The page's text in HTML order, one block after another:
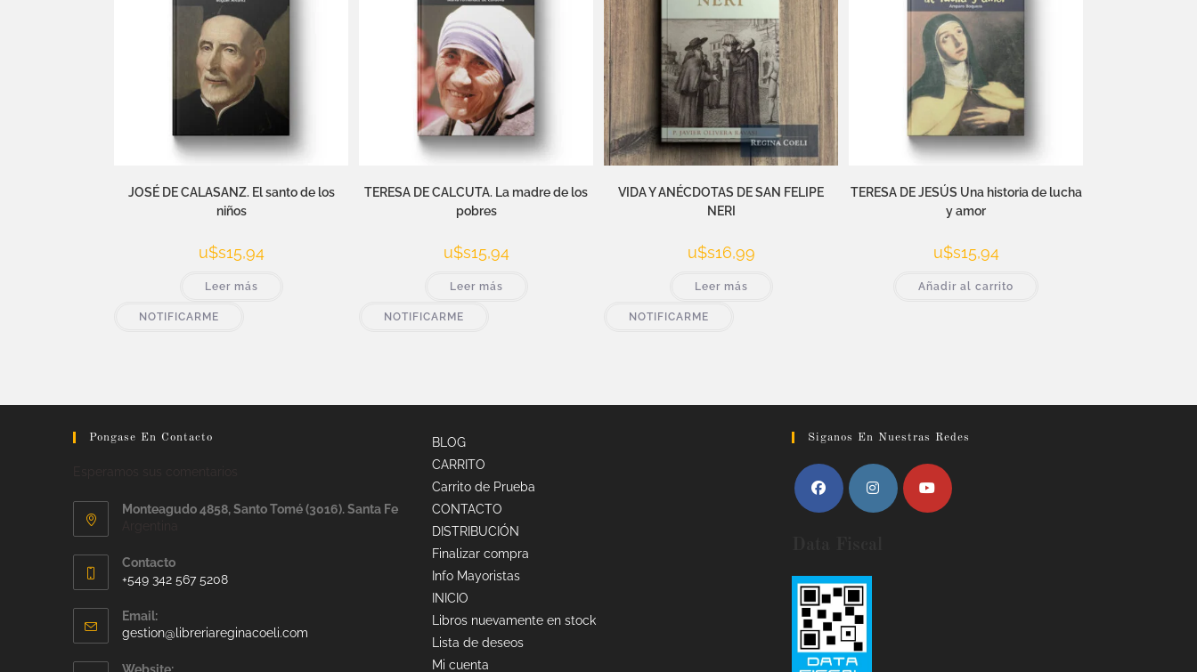
JOSÉ DE CALASANZ. El santo de los
niños
u$s15,94
Leer más
NOTIFICARME
TERESA DE CALCUTA. La madre de los
pobres
u$s15,94
Leer más
NOTIFICARME
VIDA Y ANÉCDOTAS DE SAN FELIPE
NERI
u$s16,99
Leer más
NOTIFICARME
TERESA DE JESÚS Una historia de lucha
y amor
u$s15,94
Añadir al carrito
Pongase En Contacto
Monteagudo 4858, Santo Tomé (3016). Santa Fe
Contacto
+549 342 567 5208
Email:
gestion@libreriareginacoeli.com
BLOG
CARRITO
Carrito de Prueba
CONTACTO
DISTRIBUCIÓN
Finalizar compra
Info Mayoristas
INICIO
Libros nuevamente en stock
Lista de deseos
Mi cuenta
Siganos En Nuestras Redes